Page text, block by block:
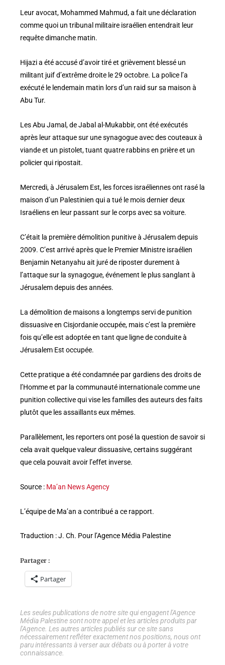
Leur avocat, Mohammed Mahmud, a fait une déclaration
comme quoi un tribunal militaire israélien entendrait leur
requête dimanche matin.
Hijazi a été accusé d’avoir tiré et grièvement blessé un
militant juif d’extrême droite le 29 octobre. La police l’a
exécuté le lendemain matin lors d’un raid sur sa maison à
Abu Tur.
Les Abu Jamal, de Jabal al-Mukabbir, ont été exécutés
après leur attaque sur une synagogue avec des couteaux à
viande et un pistolet, tuant quatre rabbins en prière et un
policier qui ripostait.
Mercredi, à Jérusalem Est, les forces israéliennes ont rasé la
maison d’un Palestinien qui a tué le mois dernier deux
Israéliens en leur passant sur le corps avec sa voiture.
C’était la première démolition punitive à Jérusalem depuis
2009. C’est arrivé après que le Premier Ministre israélien
Benjamin Netanyahu ait juré de riposter durement à
l’attaque sur la synagogue, événement le plus sanglant à
Jérusalem depuis des années.
La démolition de maisons a longtemps servi de punition
dissuasive en Cisjordanie occupée, mais c’est la première
fois qu’elle est adoptée en tant que ligne de conduite à
Jérusalem Est occupée.
Cette pratique a été condamnée par gardiens des droits de
l’Homme et par la communauté internationale comme une
punition collective qui vise les familles des auteurs des faits
plutôt que les assaillants eux mêmes.
Parallèlement, les reporters ont posé la question de savoir si
cela avait quelque valeur dissuasive, certains suggérant
que cela pouvait avoir l’effet inverse.
Source : Ma’an News Agency
L’équipe de Ma’an a contribué a ce rapport.
Traduction : J. Ch. Pour l’Agence Média Palestine
Partager :
Partager
Les seules publications de notre site qui engagent l'Agence
Média Palestine sont notre appel et les articles produits par
l'Agence. Les autres articles publiés sur ce site sans
nécessairement refléter exactement nos positions, nous ont
paru intéressants à verser aux débats ou à porter à votre
connaissance.